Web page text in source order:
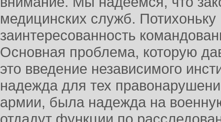
медицинских служб.
заинтересованность
Основная проблема, которую
это введение независимого
надежда для тех
армии, была надежда на